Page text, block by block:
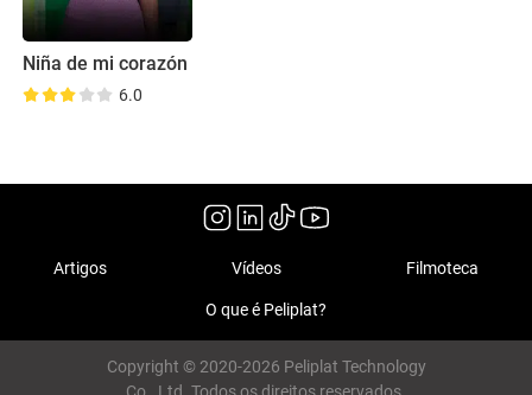
Niña de mi corazón
6.0
Artigos Vídeos Filmoteca
O que é Peliplat?
Copyright © 2020-2026 Peliplat Technology
Co., Ltd. Todos os direitos reservados.